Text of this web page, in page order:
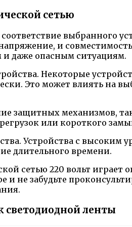
сетью
выбранного
и
и даже опасным ситуациям.
Некоторые
Это может влиять на
защитных механизмов,
или короткого
Устройства с высоким
длительного времени.
сетью 220 вольт
не забудьте
светодиодной ленты